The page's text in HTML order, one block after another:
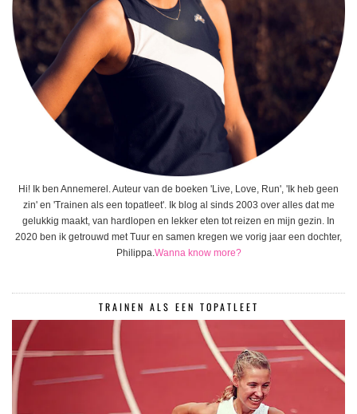
Hi! Ik ben Annemerel. Auteur van de boeken 'Live, Love, Run', 'Ik heb geen
zin' en 'Trainen als een topatleet'. Ik blog al sinds 2003 over alles dat me
gelukkig maakt, van hardlopen en lekker eten tot reizen en mijn gezin. In
2020 ben ik getrouwd met Tuur en samen kregen we vorig jaar een dochter,
Philippa.Wanna know more?
TRAINEN ALS EEN TOPATLEET